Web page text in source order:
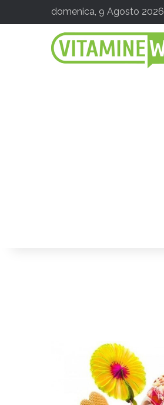
domenica, 9 Agosto 2026